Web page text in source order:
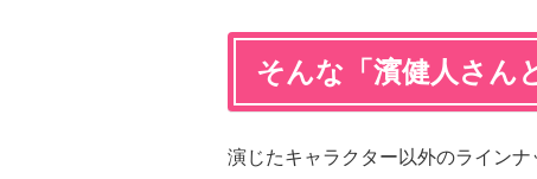
そんな「濱健人さん
演じたキャラクター以外のライン